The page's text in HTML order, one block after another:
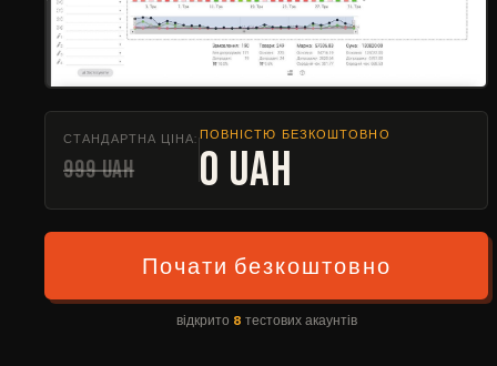
СТАНДАРТНА ЦІНА:
999 UAH
ПОВНІСТЮ БЕЗКОШТОВНО
0 UAH
Почати безкоштовно
відкрито 8 тестових акаунтів